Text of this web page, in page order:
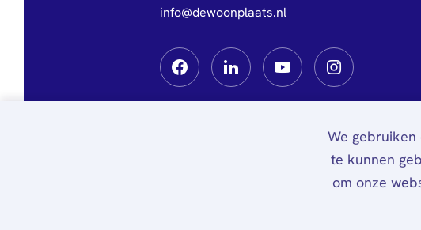
info@dewoonplaats.nl
We
te kunnen
om onze